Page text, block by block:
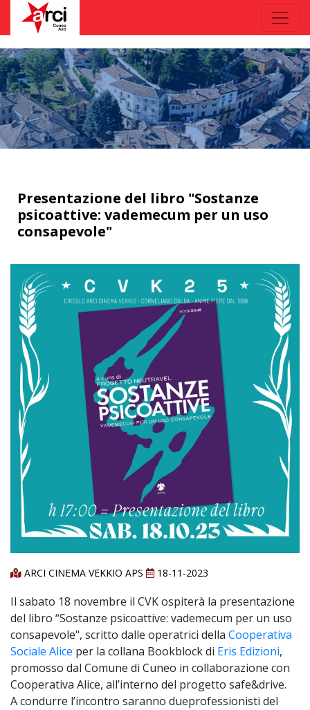
Presentazione del libro "Sostanze
psicoattive: vademecum per un uso
consapevole"
ARCI CINEMA VEKKIO APS 18-11-2023
Il sabato 18 novembre il CVK ospiterà la presentazione
del libro “Sostanze psicoattive: vademecum per un uso
consapevole", scritto dalle operatrici della Cooperativa
Sociale Alice per la collana Bookblock di Eris Edizioni,
promosso dal Comune di Cuneo in collaborazione con
Cooperativa Alice, all’interno del progetto safe&drive.
A condurre l’incontro saranno dueprofessionisti del